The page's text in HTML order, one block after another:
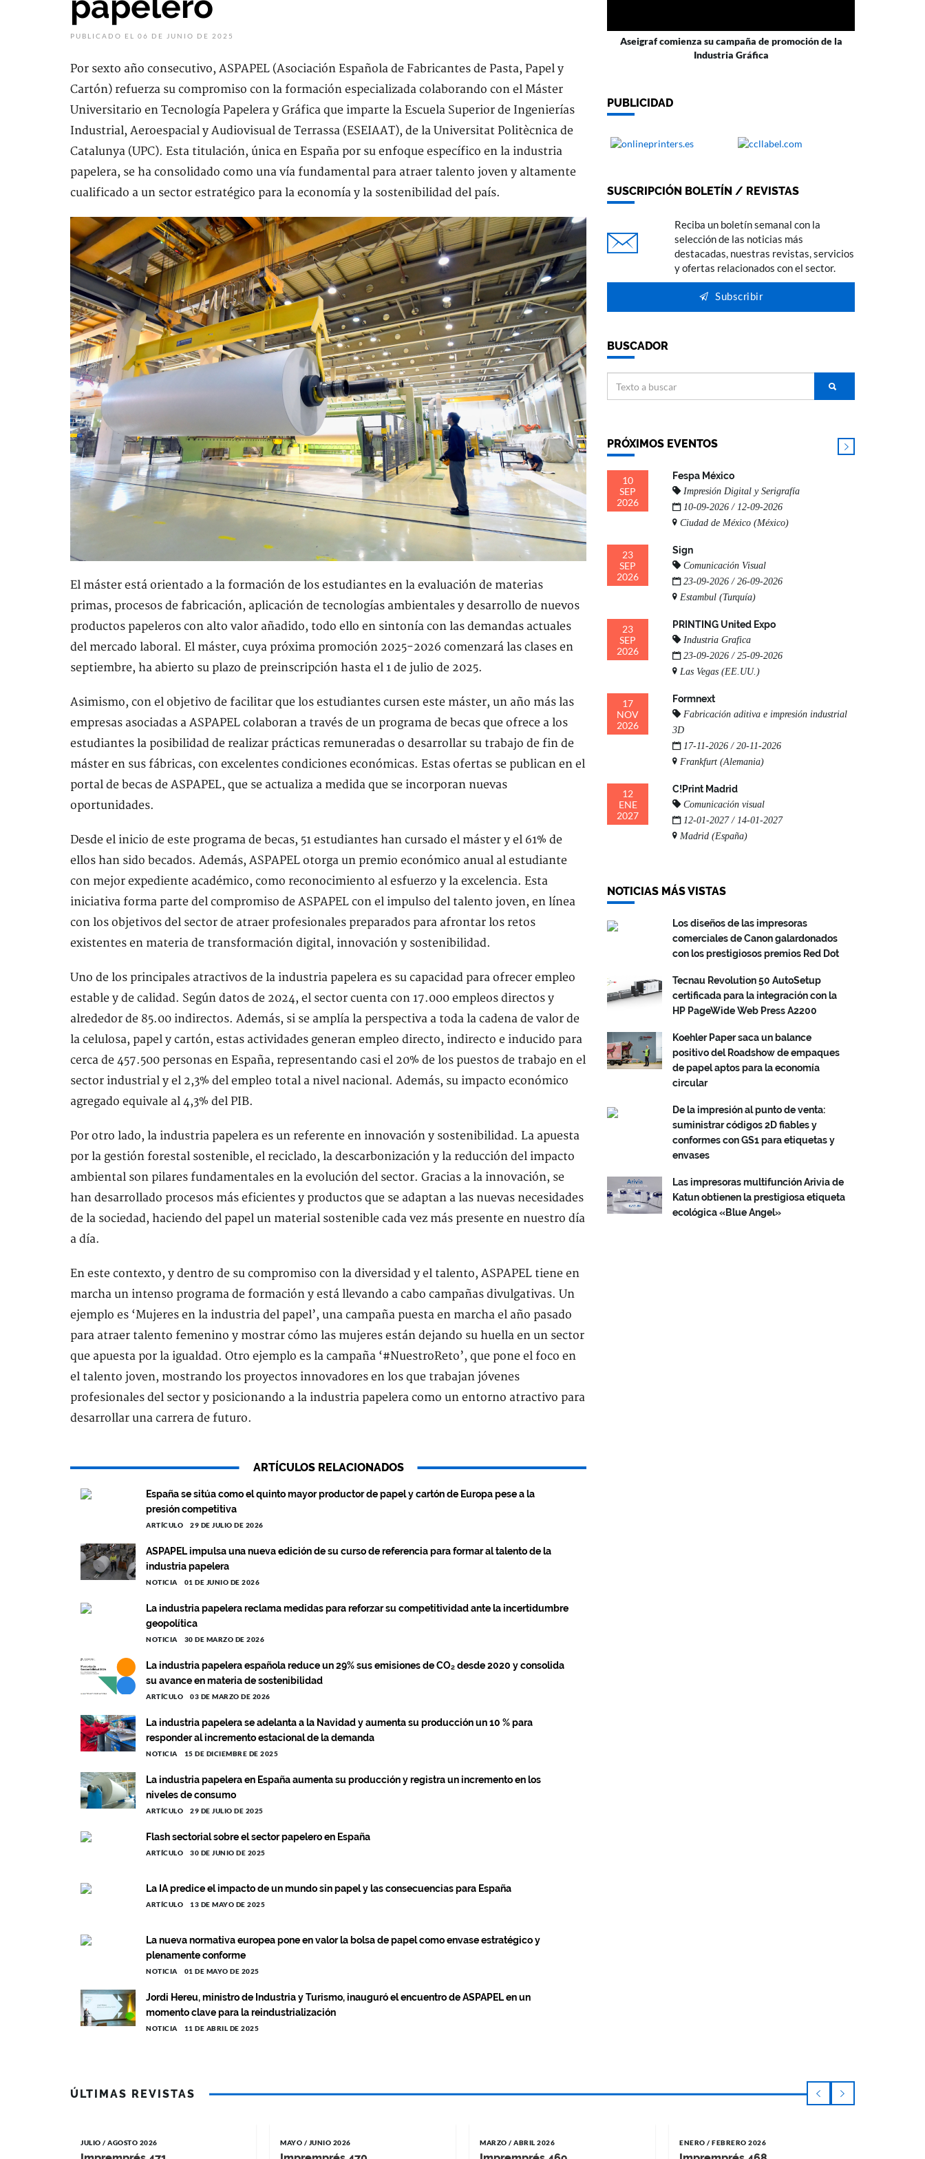
PUBLICADO EL 06 DE JUNIO DE 2025
Por sexto año consecutivo, ASPAPEL (Asociación Española de Fabricantes de Pasta, Papel y
Cartón) refuerza su compromiso con la formación especializada colaborando con el Máster
Universitario en Tecnología Papelera y Gráfica que imparte la Escuela Superior de Ingenierías
Industrial, Aeroespacial y Audiovisual de Terrassa (ESEIAAT), de la Universitat Politècnica de
Catalunya (UPC). Esta titulación, única en España por su enfoque específico en la industria
papelera, se ha consolidado como una vía fundamental para atraer talento joven y altamente
cualificado a un sector estratégico para la economía y la sostenibilidad del país.
El máster está orientado a la formación de los estudiantes en la evaluación de materias
primas, procesos de fabricación, aplicación de tecnologías ambientales y desarrollo de nuevos
productos papeleros con alto valor añadido, todo ello en sintonía con las demandas actuales
del mercado laboral. El máster, cuya próxima promoción 2025-2026 comenzará las clases en
septiembre, ha abierto su plazo de preinscripción hasta el 1 de julio de 2025.
Asimismo, con el objetivo de facilitar que los estudiantes cursen este máster, un año más las
empresas asociadas a ASPAPEL colaboran a través de un programa de becas que ofrece a los
estudiantes la posibilidad de realizar prácticas remuneradas o desarrollar su trabajo de fin de
máster en sus fábricas, con excelentes condiciones económicas. Estas ofertas se publican en el
portal de becas de ASPAPEL, que se actualiza a medida que se incorporan nuevas
oportunidades.
Desde el inicio de este programa de becas, 51 estudiantes han cursado el máster y el 61% de
ellos han sido becados. Además, ASPAPEL otorga un premio económico anual al estudiante
con mejor expediente académico, como reconocimiento al esfuerzo y la excelencia. Esta
iniciativa forma parte del compromiso de ASPAPEL con el impulso del talento joven, en línea
con los objetivos del sector de atraer profesionales preparados para afrontar los retos
existentes en materia de transformación digital, innovación y sostenibilidad.
Uno de los principales atractivos de la industria papelera es su capacidad para ofrecer empleo
estable y de calidad. Según datos de 2024, el sector cuenta con 17.000 empleos directos y
alrededor de 85.00 indirectos. Además, si se amplía la perspectiva a toda la cadena de valor de
la celulosa, papel y cartón, estas actividades generan empleo directo, indirecto e inducido para
cerca de 457.500 personas en España, representando casi el 20% de los puestos de trabajo en el
sector industrial y el 2,3% del empleo total a nivel nacional. Además, su impacto económico
agregado equivale al 4,3% del PIB.
Por otro lado, la industria papelera es un referente en innovación y sostenibilidad. La apuesta
por la gestión forestal sostenible, el reciclado, la descarbonización y la reducción del impacto
ambiental son pilares fundamentales en la evolución del sector. Gracias a la innovación, se
han desarrollado procesos más eficientes y productos que se adaptan a las nuevas necesidades
de la sociedad, haciendo del papel un material sostenible cada vez más presente en nuestro día
a día.
En este contexto, y dentro de su compromiso con la diversidad y el talento, ASPAPEL tiene en
marcha un intenso programa de formación y está llevando a cabo campañas divulgativas. Un
ejemplo es ‘Mujeres en la industria del papel’, una campaña puesta en marcha el año pasado
para atraer talento femenino y mostrar cómo las mujeres están dejando su huella en un sector
que apuesta por la igualdad. Otro ejemplo es la campaña ‘#NuestroReto’, que pone el foco en
el talento joven, mostrando los proyectos innovadores en los que trabajan jóvenes
profesionales del sector y posicionando a la industria papelera como un entorno atractivo para
desarrollar una carrera de futuro.
ARTÍCULOS RELACIONADOS
España se sitúa como el quinto mayor productor de papel y cartón de Europa pese a la
presión competitiva
ARTÍCULO 29 DE JULIO DE 2026
ASPAPEL impulsa una nueva edición de su curso de referencia para formar al talento de la
industria papelera
NOTICIA 01 DE JUNIO DE 2026
La industria papelera reclama medidas para reforzar su competitividad ante la incertidumbre
geopolítica
NOTICIA 30 DE MARZO DE 2026
La industria papelera española reduce un 29% sus emisiones de CO₂ desde 2020 y consolida
su avance en materia de sostenibilidad
ARTÍCULO 03 DE MARZO DE 2026
La industria papelera se adelanta a la Navidad y aumenta su producción un 10 % para
responder al incremento estacional de la demanda
NOTICIA 15 DE DICIEMBRE DE 2025
La industria papelera en España aumenta su producción y registra un incremento en los
niveles de consumo
ARTÍCULO 29 DE JULIO DE 2025
Flash sectorial sobre el sector papelero en España
ARTÍCULO 30 DE JUNIO DE 2025
La IA predice el impacto de un mundo sin papel y las consecuencias para España
ARTÍCULO 13 DE MAYO DE 2025
La nueva normativa europea pone en valor la bolsa de papel como envase estratégico y
plenamente conforme
NOTICIA 01 DE MAYO DE 2025
Jordi Hereu, ministro de Industria y Turismo, inauguró el encuentro de ASPAPEL en un
momento clave para la reindustrialización
NOTICIA 11 DE ABRIL DE 2025
Aseigraf comienza su campaña de promoción de la
Industria Gráfica
PUBLICIDAD
SUSCRIPCIÓN BOLETÍN / REVISTAS
Reciba un boletín semanal con la
selección de las noticias más
destacadas, nuestras revistas, servicios
y ofertas relacionados con el sector.
Subscribir
BUSCADOR
PRÓXIMOS EVENTOS
10
SEP
2026
Fespa México
Impresión Digital y Serigrafía
10-09-2026 / 12-09-2026
Ciudad de México (México)
23
SEP
2026
Sign
Comunicación Visual
23-09-2026 / 26-09-2026
Estambul (Turquía)
23
SEP
2026
PRINTING United Expo
Industria Grafica
23-09-2026 / 25-09-2026
Las Vegas (EE.UU.)
17
NOV
2026
Formnext
Fabricación aditiva e impresión industrial
3D
17-11-2026 / 20-11-2026
Frankfurt (Alemania)
12
ENE
2027
C!Print Madrid
Comunicación visual
12-01-2027 / 14-01-2027
Madrid (España)
NOTICIAS MÁS VISTAS
Los diseños de las impresoras
comerciales de Canon galardonados
con los prestigiosos premios Red Dot
Tecnau Revolution 50 AutoSetup
certificada para la integración con la
HP PageWide Web Press A2200
Koehler Paper saca un balance
positivo del Roadshow de empaques
de papel aptos para la economía
circular
De la impresión al punto de venta:
suministrar códigos 2D fiables y
conformes con GS1 para etiquetas y
envases
Las impresoras multifunción Arivia de
Katun obtienen la prestigiosa etiqueta
ecológica «Blue Angel»
ÚLTIMAS REVISTAS
JULIO / AGOSTO 2026 MAYO / JUNIO 2026 MARZO / ABRIL 2026 ENERO / FEBRERO 2026